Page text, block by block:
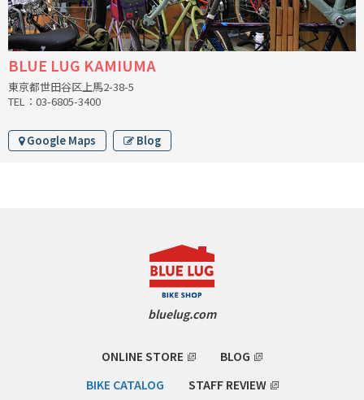
BLUE LUG KAMIUMA
東京都世田谷区上馬2-38-5
TEL：03-6805-3400
Google Maps Blog
RON'S BIKES
ROSKO
SINGULAR
SPEEDVAGEN
STRIDSLAND
TANGLEFOOT
TOMII CYCLES
bluelug.com
ONLINE STORE
BLOG
BIKE CATALOG
STAFF REVIEW